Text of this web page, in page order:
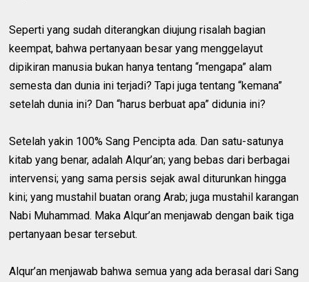
Seperti yang sudah diterangkan diujung risalah bagian
keempat, bahwa pertanyaan besar yang menggelayut
dipikiran manusia bukan hanya tentang “mengapa” alam
semesta dan dunia ini terjadi? Tapi juga tentang “kemana”
setelah dunia ini? Dan “harus berbuat apa” didunia ini?
Setelah yakin 100% Sang Pencipta ada. Dan satu-satunya
kitab yang benar, adalah Alqur’an; yang bebas dari berbagai
intervensi; yang sama persis sejak awal diturunkan hingga
kini; yang mustahil buatan orang Arab; juga mustahil karangan
Nabi Muhammad. Maka Alqur’an menjawab dengan baik tiga
pertanyaan besar tersebut.
Alqur’an menjawab bahwa semua yang ada berasal dari Sang